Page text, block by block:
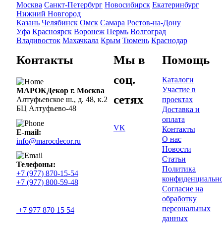
Москва Санкт-Петербург Новосибирск Екатеринбург
Нижний Новгород
Казань Челябинск Омск Самара Ростов-на-Дону
Уфа Красноярск Воронеж Пермь Волгоград
Владивосток Махачкала Крым Тюмень Краснодар
Контакты
МАРОКДекор г. Москва
Алтуфьевское ш., д. 48, к.2
БЦ Алтуфьево-48
E-mail:
info@marocdecor.ru
Телефоны:
+7 (977) 870-15-54
+7 (977) 800-59-48
+7 977 870 15 54
Мы в
соц.
сетях
VK
Помощь
Каталоги
Участие в
проектах
Доставка и
оплата
Контакты
О нас
Новости
Статьи
Политика
Согласие на
обработку
персональных
данных